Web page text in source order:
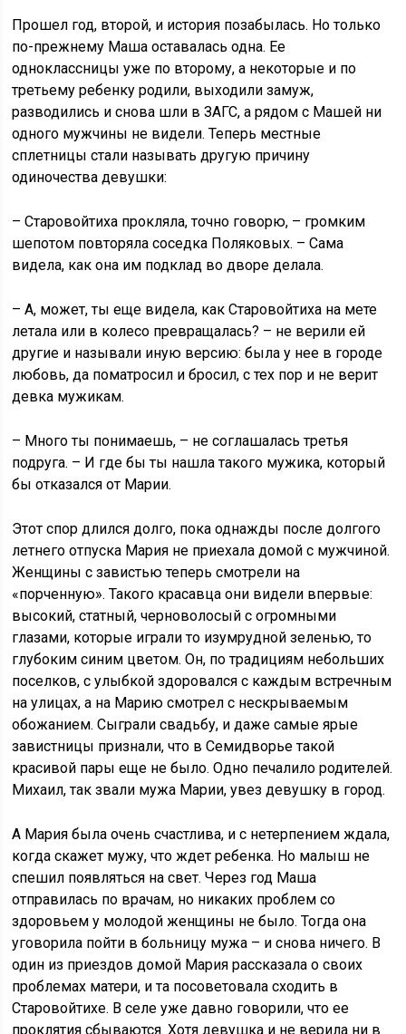
Прошел год, второй, и история позабылась. Но только
по-прежнему Маша оставалась одна. Ее
одноклассницы уже по второму, а некоторые и по
третьему ребенку родили, выходили замуж,
разводились и снова шли в ЗАГС, а рядом с Машей ни
одного мужчины не видели. Теперь местные
сплетницы стали называть другую причину
одиночества девушки:
– Старовойтиха прокляла, точно говорю, – громким
шепотом повторяла соседка Поляковых. – Сама
видела, как она им подклад во дворе делала.
– А, может, ты еще видела, как Старовойтиха на мете
летала или в колесо превращалась? – не верили ей
другие и называли иную версию: была у нее в городе
любовь, да поматросил и бросил, с тех пор и не верит
девка мужикам.
– Много ты понимаешь, – не соглашалась третья
подруга. – И где бы ты нашла такого мужика, который
бы отказался от Марии.
Этот спор длился долго, пока однажды после долгого
летнего отпуска Мария не приехала домой с мужчиной.
Женщины с завистью теперь смотрели на
«порченную». Такого красавца они видели впервые:
высокий, статный, черноволосый с огромными
глазами, которые играли то изумрудной зеленью, то
глубоким синим цветом. Он, по традициям небольших
поселков, с улыбкой здоровался с каждым встречным
на улицах, а на Марию смотрел с нескрываемым
обожанием. Сыграли свадьбу, и даже самые ярые
завистницы признали, что в Семидворье такой
красивой пары еще не было. Одно печалило родителей.
Михаил, так звали мужа Марии, увез девушку в город.
А Мария была очень счастлива, и с нетерпением ждала,
когда скажет мужу, что ждет ребенка. Но малыш не
спешил появляться на свет. Через год Маша
отправилась по врачам, но никаких проблем со
здоровьем у молодой женщины не было. Тогда она
уговорила пойти в больницу мужа – и снова ничего. В
один из приездов домой Мария рассказала о своих
проблемах матери, и та посоветовала сходить в
Старовойтихе. В селе уже давно говорили, что ее
проклятия сбываются. Хотя девушка и не верила ни в